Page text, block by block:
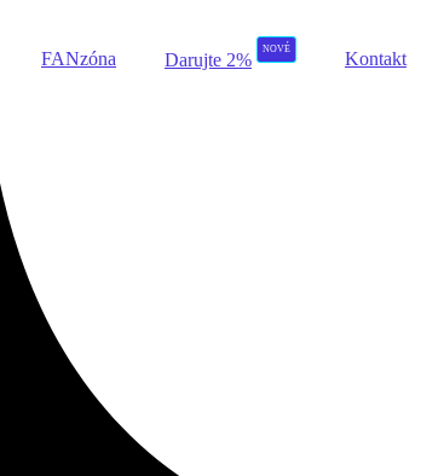
FANzóna Darujte 2%
NOVÉ
Kontakt